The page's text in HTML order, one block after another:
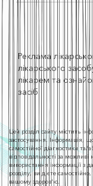
Реклама
лікарського
лікарем та
засіб.
Цей розділ сайту містить
застосування. Інформація,
самостійної діагностики
відповідальності за
використання інформації з
розділу, ви дієте
вашому здоров'ю.